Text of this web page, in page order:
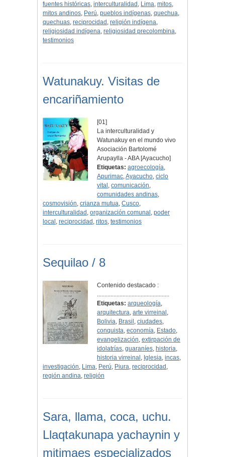
fuentes históricas, interculturalidad , Lima, mitos,
mitos andinos, Perú, pueblos indígenas, quechua,
quechuas, reciprocidad , religión indígena,
religiosidad indígena, religiosidad precolombina,
testimonios
Watunakuy. Visitas de
encariñamiento
[01]
La interculturalidad y
Watunakuy en el mundo vivo
Asociación Bartolomé
Arupaylla - ABA [Ayacucho]
Etiquetas: agroecología,
Apurimac,Ayacucho,ciclo
vital ,comunicación,
comunidades andinas,
cosmovisión, crianza mutua, Cusco,
interculturalidad , organización comunal , poder
local , reciprocidad , ritos, testimonios
Sequilao / 8
Contenido destacado :
................................................
Etiquetas: arqueología,
arquitectura,arte virreinal ,
Bolivia, Brasil ,ciudades,
conquista,economía, Estado,
evangelización,extirpación de
idolatrías,guaraníes, historia,
historia virreinal , Iglesia,incas,
investigación, Lima, Perú, Piura, reciprocidad ,
región andina, religión
Sara, llama, coca, uchu.
Llaqtakunapa yachaynin y
mitimaes especializados